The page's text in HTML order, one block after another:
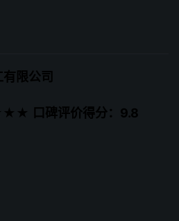
限公司
口碑评价得分：9.8